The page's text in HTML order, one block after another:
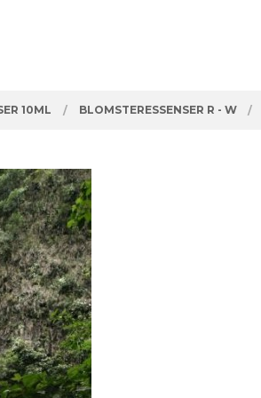
10ML BLOMSTERESSENSER R - W